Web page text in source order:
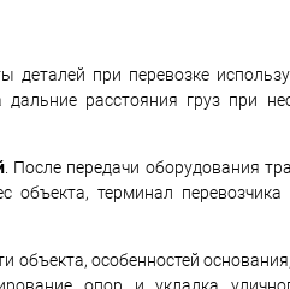
при перевозке
расстояния груз при
. После передачи оборудования
объекта, терминал
объекта, особенностей